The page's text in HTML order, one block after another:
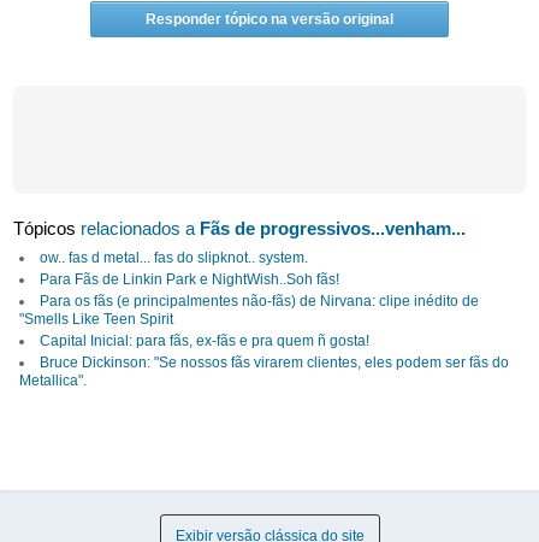
Responder tópico na versão original
Tópicos relacionados a Fãs de progressivos...venham...
ow.. fas d metal... fas do slipknot.. system.
Para Fãs de Linkin Park e NightWish..Soh fãs!
Para os fãs (e principalmentes não-fãs) de Nirvana: clipe inédito de
"Smells Like Teen Spirit
Capital Inicial: para fãs, ex-fãs e pra quem ñ gosta!
Bruce Dickinson: "Se nossos fãs virarem clientes, eles podem ser fãs do
Metallica".
Exibir versão clássica do site